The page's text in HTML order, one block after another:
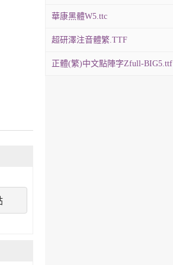
華康黑體W5.ttc
超研澤注音體繁.TTF
正體(繁)中文點陣字Zfull-BIG5.ttf